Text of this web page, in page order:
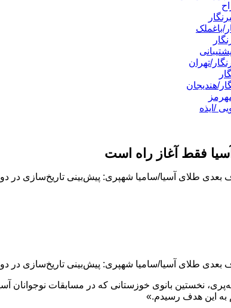
باغملک
تهران
هندیجان
/ایذه
فقط آغاز راه است
آسیا/سامیا شهپری: پیش‌بینی تاریخ‌سازی در دو ۳۰۰۰ متر آسیا را داشتم
به این هدف رسیدم.»